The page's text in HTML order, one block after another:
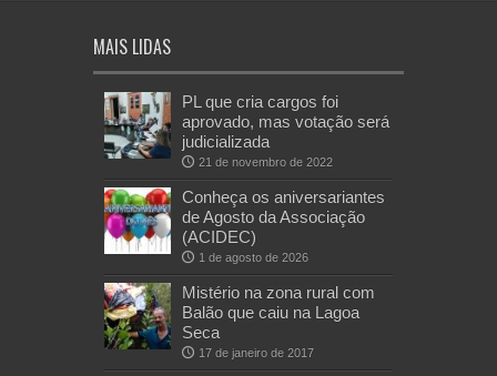
MAIS LIDAS
PL que cria cargos foi
aprovado, mas votação será
judicializada
21 de novembro de 2022
Conheça os aniversariantes
de Agosto da Associação
(ACIDEC)
1 de agosto de 2026
Mistério na zona rural com
Balão que caiu na Lagoa
Seca
17 de janeiro de 2017